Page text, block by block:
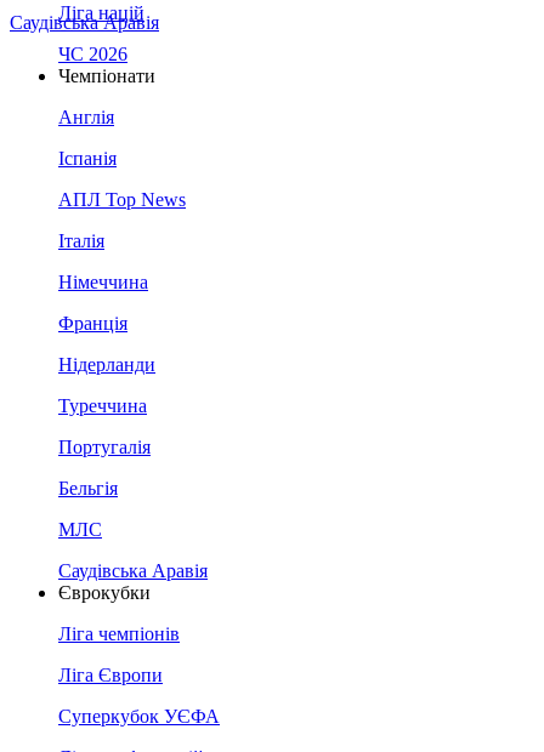
Саудівська Аравія
Ліга націй
ЧС 2026
Чемпіонати
Англія
Іспанія
АПЛ Top News
Італія
Німеччина
Франція
Нідерланди
Туреччина
Португалія
Бельгія
МЛС
Саудівська Аравія
Єврокубки
Ліга чемпіонів
Ліга Європи
Суперкубок УЄФА